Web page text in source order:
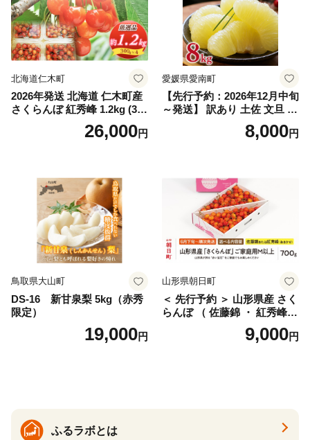
マスカット 贈答 ギフト 産地
笛吹市 シャインマスカット
笛吹 葡萄 国産 ぶどう 人気
国産 1.2kg 先行｜
北海道仁木町
2026年発送 北海道 仁木町産
さくらんぼ 紅秀峰 1.2kg (300
g×4パック) Lサイズ以上 旬
桜桃 産地直送 サクランボ チ
26,000円
愛媛県愛南町
【先行予約：2026年12月中旬
～発送】 訳あり 土佐 文旦 8k
g (Mサイズ以上サイズミック
ス) 8000円 わけあり ぶんた
産 農家直送 期間限定 特産品
サイズミックス くらもとフ
ァーム 愛南町 愛媛県
8,000円
鳥取県大山町
DS-16 新甘泉梨 5kg（赤秀
限定）
19,000円
山形県朝日町
＜ 先行予約 ＞ 山形県産 さく
らんぼ （ 佐藤錦 ・ 紅秀峰
） ご家庭用 M以上 700g 【20
26年6月下旬から7月上旬発
9,000円
ふるラボとは